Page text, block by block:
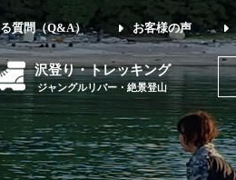
質問（Q&A） お客様の声
沢登り・トレッキング
ジャングルリバー・絶景登山